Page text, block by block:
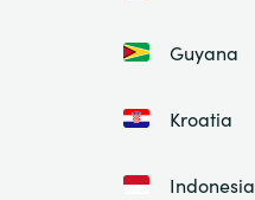
Guyana
Kroatia
Indonesia